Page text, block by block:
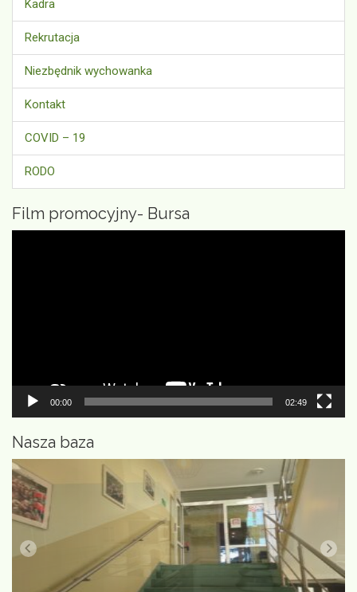
Kadra
Rekrutacja
Niezbędnik wychowanka
Kontakt
COVID – 19
RODO
Film promocyjny- Bursa
00:00 02:49
Nasza baza